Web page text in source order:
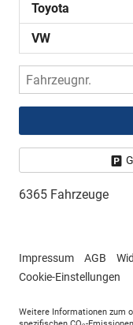
Toyota
VW
Fahrzeugnr.
6365 Fahrzeuge
Impressum AGB
Cookie-Einstellungen
Weitere Informationen zum